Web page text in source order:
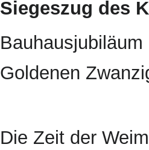
Siegeszug des
Goldenen
Die Zeit der